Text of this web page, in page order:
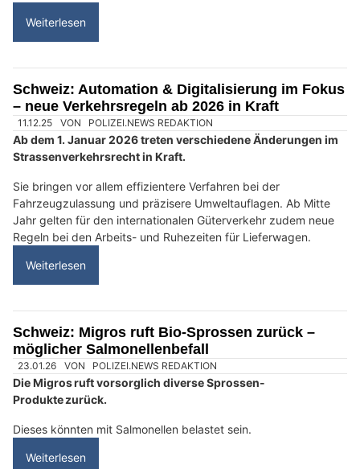
09.12.25 VON POLIZEI.NEWS REDAKTION
Laden von Elektrofahrzeugen untersucht.
Dabei stützte er sich auf Messungen, die zwischen 2022 und
2025 im Rahmen des europäischen Projekts Green NCAP
11 kW (dreiphasig), der gängigsten Ladeart zu Hause. Die
Studie zeigt, dass während des Ladevorgangs durchschnittlich
entspricht dies durchschnittlich 1637 Kilometer "verlorene"
Reichweite und kostet im Schnitt 80 Franken.
Weiterlesen